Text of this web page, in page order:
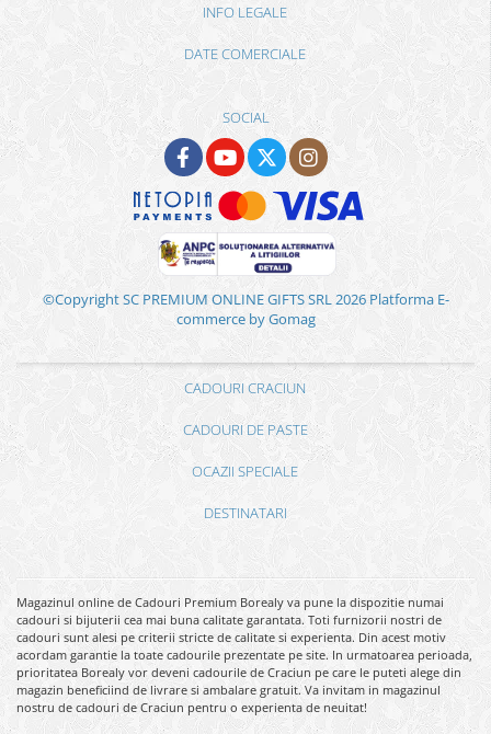
INFO LEGALE
DATE COMERCIALE
SOCIAL
©Copyright SC PREMIUM ONLINE GIFTS SRL 2026 Platforma E-
commerce by Gomag
CADOURI CRACIUN
CADOURI DE PASTE
OCAZII SPECIALE
DESTINATARI
Magazinul online de Cadouri Premium Borealy va pune la dispozitie numai
cadouri si bijuterii cea mai buna calitate garantata. Toti furnizorii nostri de
cadouri sunt alesi pe criterii stricte de calitate si experienta. Din acest motiv
acordam garantie la toate cadourile prezentate pe site. In urmatoarea perioada,
prioritatea Borealy vor deveni cadourile de Craciun pe care le puteti alege din
magazin beneficiind de livrare si ambalare gratuit. Va invitam in magazinul
nostru de cadouri de Craciun pentru o experienta de neuitat!